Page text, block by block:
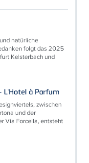
natürliche
folgt das 2025
Kelsterbach und
L'Hotel à Parfum
zwischen
und der
Via Forcella, entsteht